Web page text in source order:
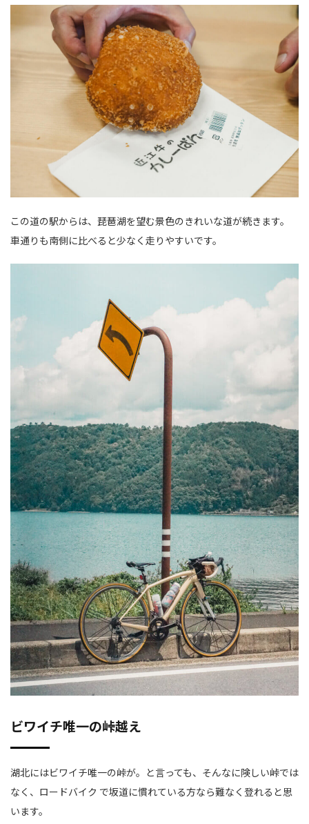
この道の駅からは、琵琶湖を望む景色のきれいな道が続きます。
車通りも南側に比べると少なく走りやすいです。
ビワイチ唯一の峠越え
湖北にはビワイチ唯一の峠が。と言っても、そんなに険しい峠では
なく、ロードバイク で坂道に慣れている方なら難なく登れると思
います。